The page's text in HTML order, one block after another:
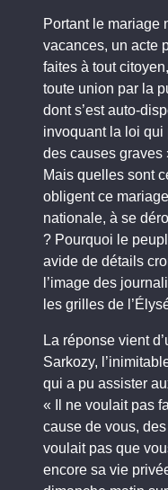
Portant le mariage
vacances, un acte
faites à tout
toute union par la
dont s’est auto-
invoquant la loi qui
des causes graves
Mais quelles sont
obligent ce
nationale, à se
? Pourquoi le
avide de détails
l’image des
les grilles de
La réponse vient
Sarkozy,
qui a pu assister
« Il ne voulait pas
cause de vous,
voulait pas que
encore sa vie